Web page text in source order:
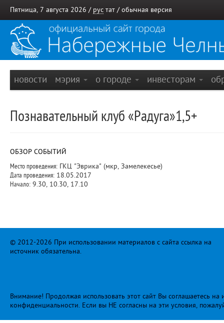
Пятница, 7 августа 2026 / рус тат / обычная версия
новости мэрия о городе инвесторам
Познавательный клуб «Радуга»1,5+
ОБЗОР СОБЫТИЙ
Место проведения: ГКЦ "Эврика" (мкр, Замелекесье)
Дата проведения: 18.05.2017
Начало: 9.30, 10.30, 17.10
© 2012-2026 При использовании материалов с сайта ссылка на
источник обязательна.
Внимание! Продолжая использовать этот сайт Вы соглашаетесь
конфиденциальности. Если вы НЕ согласны на эти условия,